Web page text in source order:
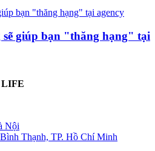
giúp bạn "thăng hạng" tại
LIFE
Nội
Thạnh, TP. Hồ Chí Minh